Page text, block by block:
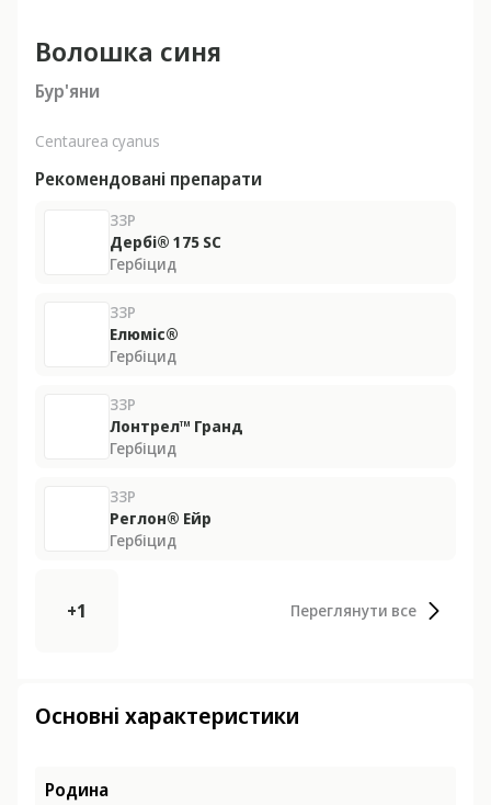
Волошка синя
Бур'яни
Centaurea cyanus
Рекомендовані препарати
ЗЗР
Дербі® 175 SС
Гербіцид
ЗЗР
Елюміс®
Гербіцид
ЗЗР
Лонтрел™ Гранд
Гербіцид
ЗЗР
Реглон® Ейр
Гербіцид
+1 Переглянути все
Основні характеристики
Родина